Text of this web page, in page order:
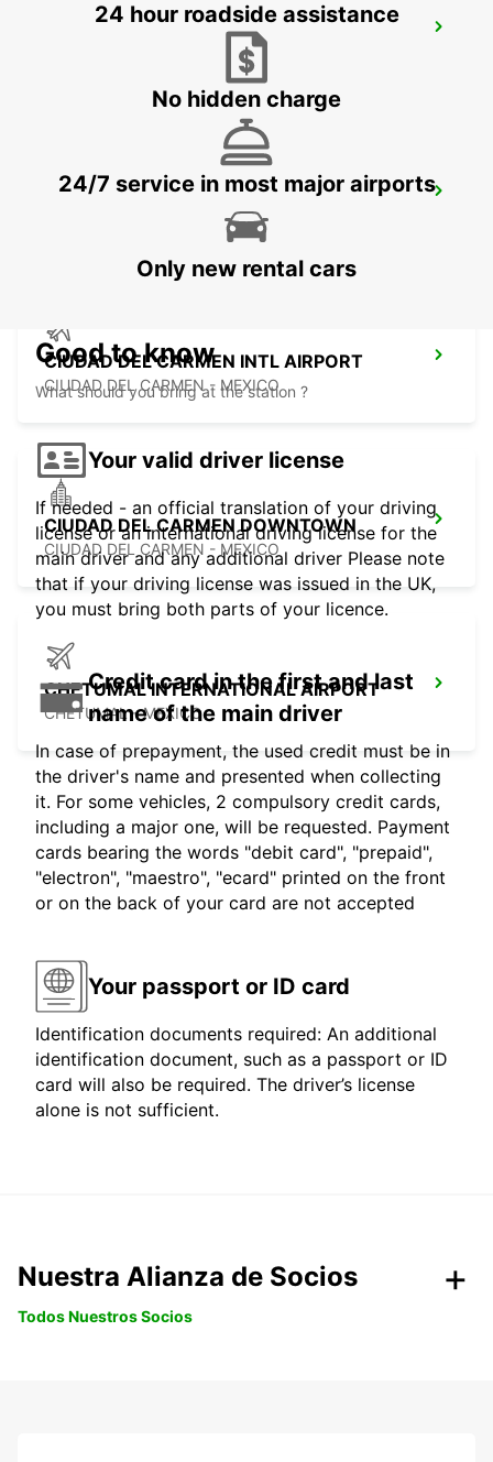
TUXTLA GUTIERREZ DOWNTOWN
TUXTLA GUTIERREZ - MEXICO
VILLAHERMOSA AIRPORT
VILLAHERMOSA - MEXICO
CIUDAD DEL CARMEN INTL AIRPORT
CIUDAD DEL CARMEN - MEXICO
CIUDAD DEL CARMEN DOWNTOWN
CIUDAD DEL CARMEN - MEXICO
CHETUMAL INTERNATIONAL AIRPORT
CHETUMAL - MEXICO
24 hour roadside assistance
No hidden charge
24/7 service in most major airports
Only new rental cars
Good to know
What should you bring at the station ?
Your valid driver license
If needed - an official translation of your driving
license or an international driving license for the
main driver and any additional driver Please note
that if your driving license was issued in the UK,
you must bring both parts of your licence.
Credit card in the first and last
name of the main driver
In case of prepayment, the used credit must be in
the driver's name and presented when collecting
it. For some vehicles, 2 compulsory credit cards,
including a major one, will be requested. Payment
cards bearing the words "debit card", "prepaid",
"electron", "maestro", "ecard" printed on the front
or on the back of your card are not accepted
Your passport or ID card
Identification documents required: An additional
identification document, such as a passport or ID
card will also be required. The driver’s license
alone is not sufficient.
Nuestra Alianza de Socios
Todos Nuestros Socios